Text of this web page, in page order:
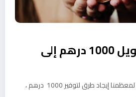
كيف يمكن تحويل 1000 درهم إلى
ربح المال من الانترنت يمكن لمعظمنا إيجاد طرق لتوفير 1000 درهم ،